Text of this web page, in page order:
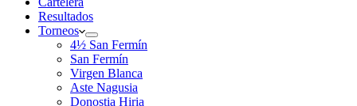
Resultados
Torneos
4½ San Fermín
San Fermín
Virgen Blanca
Aste Nagusia
Donostia Hiria